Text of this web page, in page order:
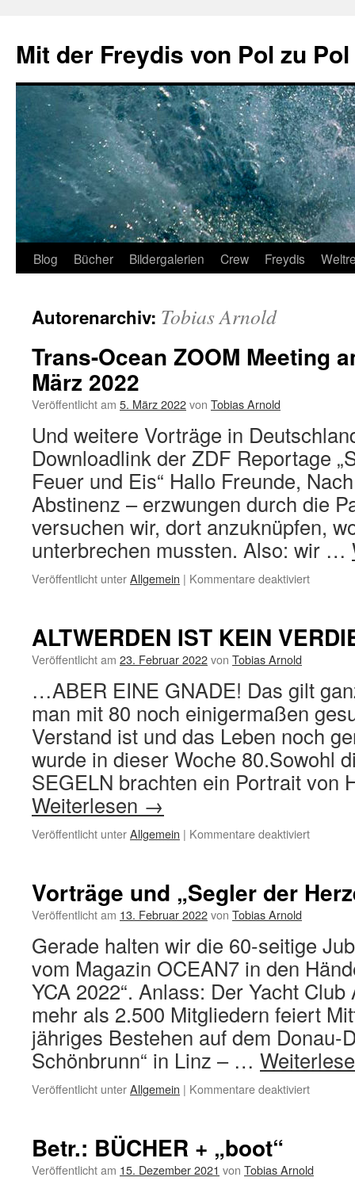
springen
Mit der Freydis von Pol zu Pol
Blog Bücher Bildergalerien Crew Freydis
Autorenarchiv: Tobias Arnold
Trans-Ocean ZOOM Meeting
März 2022
Veröffentlicht am 5. März 2022von Tobias Arnold
Und weitere Vorträge in
Downloadlink der ZDF Reportage
Feuer und Eis“ Hallo Freunde,
Abstinenz – erzwungen durch die
versuchen wir, dort anzuknüpfen,
unterbrechen mussten. Also: wir …
Veröffentlicht unterAllgemein | Kommentare deaktiviertfür
Meeting
09.
März
2022
ALTWERDEN IST KEIN
Veröffentlicht am 23. Februar 2022von Tobias Arnold
…ABER EINE GNADE! Das gilt
man mit 80 noch einigermaßen
Verstand ist und das Leben noch
wurde in dieser Woche 80.Sowohl
SEGELN brachten ein Portrait von
Weiterlesen →
Veröffentlicht unterAllgemein | Kommentare deaktiviertfür
Vorträge und „Segler der
Veröffentlicht am 13. Februar 2022von Tobias Arnold
Gerade halten wir die 60-seitige
vom Magazin OCEAN7 in den
YCA 2022“. Anlass: Der Yacht
mehr als 2.500 Mitgliedern feiert
jähriges Bestehen auf dem Donau-
Schönbrunn“ in Linz – …
Veröffentlicht unterAllgemein | Kommentare deaktiviertfür
Herzen“
Betr.: BÜCHER + „boot“
Veröffentlicht am 15. Dezember 2021 von Tobias Arnold